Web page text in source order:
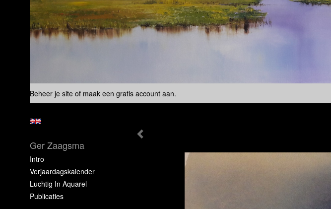
Beheer je site of maak een gratis account aan.
Ger Zaagsma
Intro
Verjaardagskalender
Luchtig In Aquarel
Publicaties